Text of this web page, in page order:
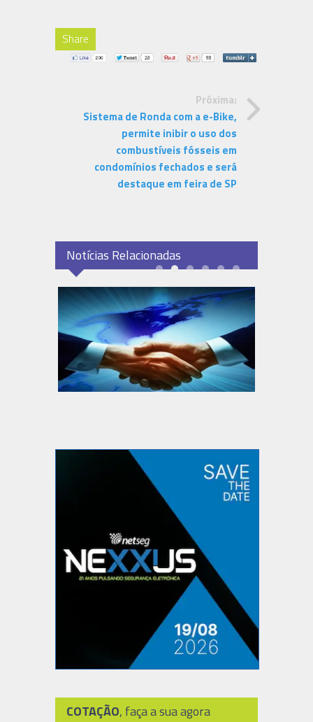
Share
Próxima:
Sistema de Ronda com a e-Bike,
permite inibir o uso dos
combustíveis fósseis em
condomínios fechados e será
destaque em feira de SP
Notícias Relacionadas
COTAÇÃO, faça a sua agora